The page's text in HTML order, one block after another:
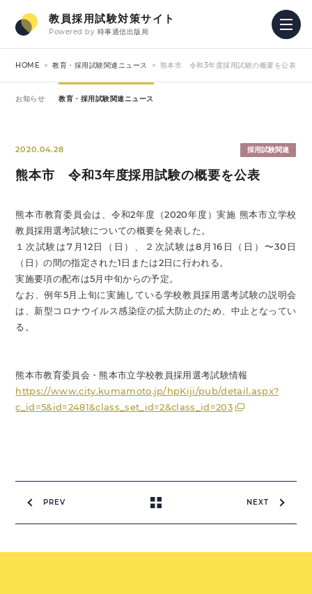
教員採用試験対策サイト
Powered by 時事通信出版局
HOME 教育・採用試験関連ニュース 熊本市 令和3年度採用試験の概要を公表
お知らせ 教育・採用試験関連ニュース
2020.04.28 採用試験関連
熊本市 令和3年度採用試験の概要を公表
熊本市教育委員会は、令和2年度（2020年度）実施 熊本市立学校
教員採用選考試験についての概要を発表した。
１次試験は7月12日（日）、２次試験は8月16日（日）〜30日
（日）の間の指定された1日または2日に行われる。
実施要項の配布は5月中旬からの予定。
なお、例年5月上旬に実施している学校教員採用選考試験の説明会
は、新型コロナウイルス感染症の拡大防止のため、中止となってい
る。
熊本市教育委員会・熊本市立学校教員採用選考試験情報
https://www.city.kumamoto.jp/hpKiji/pub/detail.aspx?
c_id=5&id=2481&class_set_id=2&class_id=203
PREV NEXT